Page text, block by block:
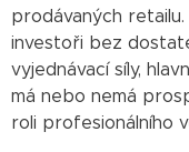
prodávaných
investoři bez
vyjednávací síly,
má nebo nemá
roli profesionálního